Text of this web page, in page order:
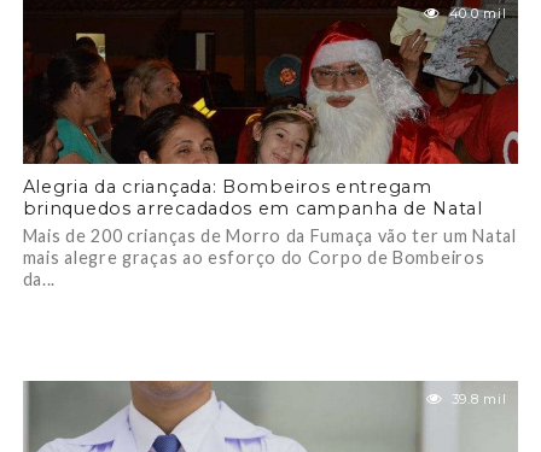
40.0 mil
Alegria da criançada: Bombeiros entregam
brinquedos arrecadados em campanha de Natal
Mais de 200 crianças de Morro da Fumaça vão ter um Natal
mais alegre graças ao esforço do Corpo de Bombeiros
da...
39.8 mil